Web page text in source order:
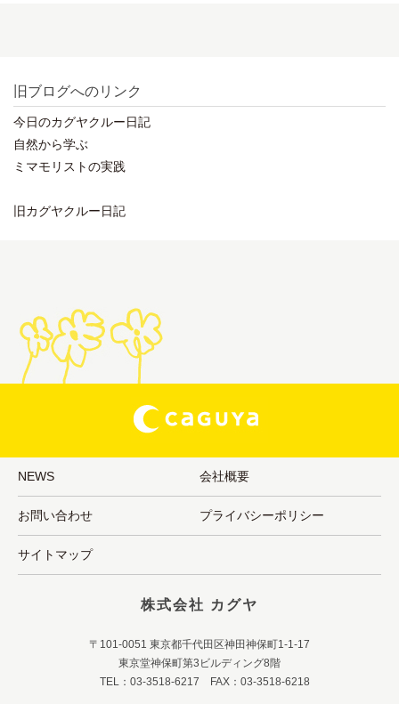
旧ブログへのリンク
今日のカグヤクルー日記
自然から学ぶ
ミマモリストの実践
旧カグヤクルー日記
NEWS 会社概要
お問い合わせ プライバシーポリシー
サイトマップ
株式会社 カグヤ
〒101-0051 東京都千代田区神田神保町1-1-17
東京堂神保町第3ビルディング8階
TEL：03-3518-6217 FAX：03-3518-6218